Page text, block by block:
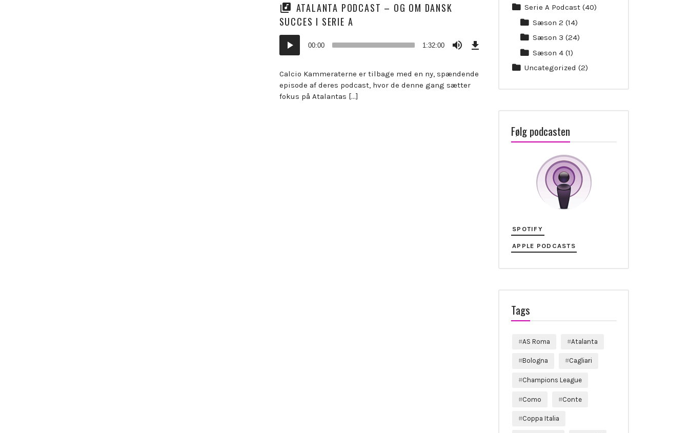
ATALANTA PODCAST – OG OM DANSK
SUCCES I SERIE A
Lydafspiller
00:00 1:32:00
Calcio Kammeraterne er tilbage med en ny, spændende
episode af deres podcast, hvor de denne gang sætter
fokus på Atalantas […]
Serie A Podcast(40)
Sæson 2 (14)
Sæson 3 (24)
Sæson 4 (1)
Uncategorized (2)
Følg podcasten
SPOTIFY
APPLE PODCASTS
Tags
AS Roma Atalanta
Bologna Cagliari
Champions League
Como Conte
Coppa Italia